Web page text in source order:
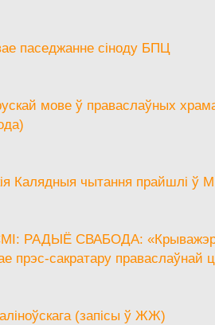
паседжанне сіноду БПЦ
мове ў праваслаўных
Калядныя чытання прайшлі ў
РАДЫЁ СВАБОДА:
прэс-сакратару праваслаўнай
(запісы ў ЖЖ)